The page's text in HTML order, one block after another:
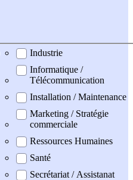
Industrie
Informatique /
Télécommunication
Installation / Maintenance
Marketing / Stratégie
commerciale
Ressources Humaines
Santé
Secrétariat / Assistanat